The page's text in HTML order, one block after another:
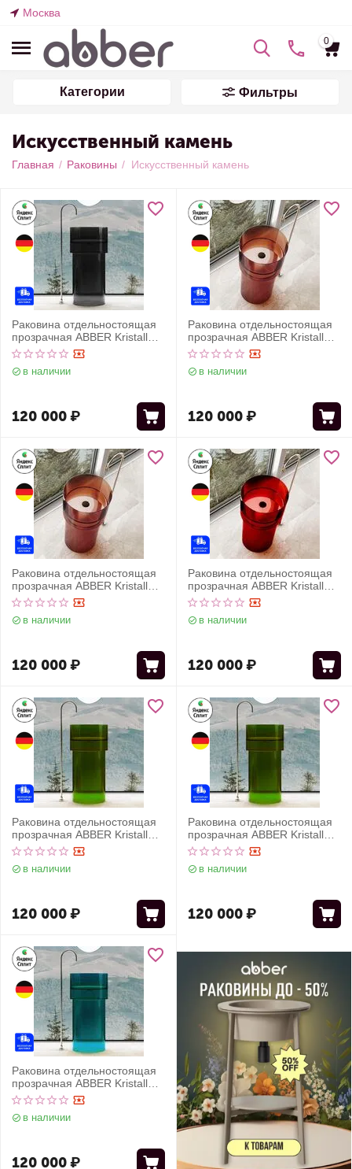
Москва
0
Категории Фильтры
Искусственный камень
Главная / Раковины / Искусственный камень
Раковина отдельностоящая
прозрачная ABBER Kristall
AT2701Onyx-H черная
в наличии
120 000₽
Раковина отдельностоящая
прозрачная ABBER Kristall
AT2701Opal коричневая
в наличии
120 000₽
Раковина отдельностоящая
прозрачная ABBER Kristall
AT2701Opal-H коричневая
в наличии
120 000₽
Раковина отдельностоящая
прозрачная ABBER Kristall
AT2701Rubin красная
в наличии
120 000₽
Раковина отдельностоящая
прозрачная ABBER Kristall
AT2701Emerald зеленая
в наличии
120 000₽
Раковина отдельностоящая
прозрачная ABBER Kristall
AT2701Emerald-H зеленая
в наличии
120 000₽
Раковина отдельностоящая
прозрачная ABBER Kristall
AT2701Aquamarin бирюзовая
в наличии
120 000₽